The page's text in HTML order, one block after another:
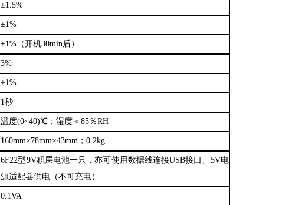
±1.5%
±1%
±1%（开机30min后）
3%
±1%
1秒
温度(0~40)℃；湿度＜85％RH
160mm×78mm×43mm；0.2kg
6F22型9V积层电池一只，亦可使用数据线连接USB接口、5V电
源适配器供电（不可充电）
0.1VA